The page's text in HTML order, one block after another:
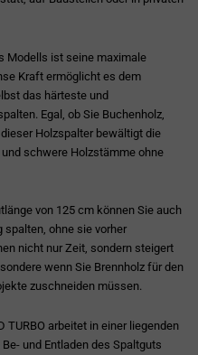
Modells ist seine maximale
Kraft ermöglicht es dem
das härteste und
Egal, ob Sie Buchenholz,
Holzspalter bewältigt die
schwere Holzstämme ohne
von 125 cm können Sie auch
spalten, ohne sie vorher
nicht nur Zeit, sondern steigert
wenn Sie Brennholz für den
zuschneiden müssen.
TURBO arbeitet in einer liegenden
und Entladen des Spaltguts